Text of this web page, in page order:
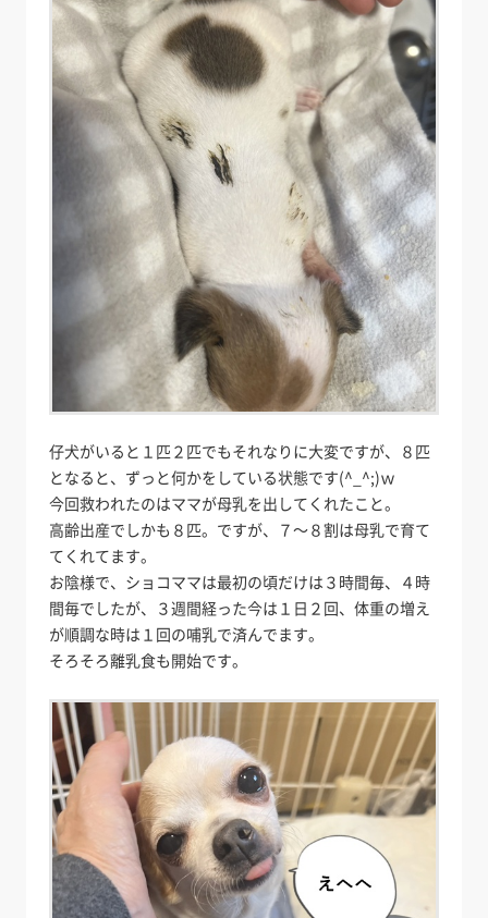
仔犬がいると１匹２匹でもそれなりに大変ですが、８匹
となると、ずっと何かをしている状態です(^_^;)ｗ
今回救われたのはママが母乳を出してくれたこと。
高齢出産でしかも８匹。ですが、７～８割は母乳で育て
てくれてます。
お陰様で、ショコママは最初の頃だけは３時間毎、４時
間毎でしたが、３週間経った今は１日２回、体重の増え
が順調な時は１回の哺乳で済んでます。
そろそろ離乳食も開始です。